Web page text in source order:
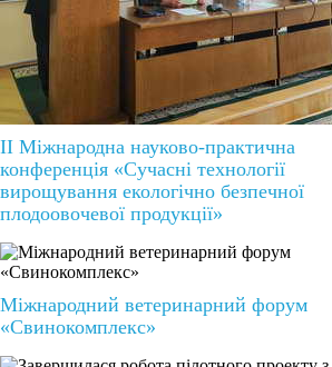
II Міжнародна науково-практична
конференція «Сучасні технології
вирощування екологічно безпечної
плодоовочевої продукції»
Міжнародний ветеринарний форум
«Свинокомплекс»